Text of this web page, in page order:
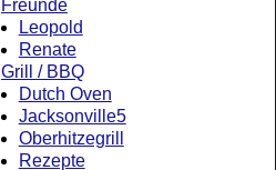
Freunde
Leopold
Renate
Grill / BBQ
Dutch Oven
Jacksonville5
Oberhitzegrill
Rezepte